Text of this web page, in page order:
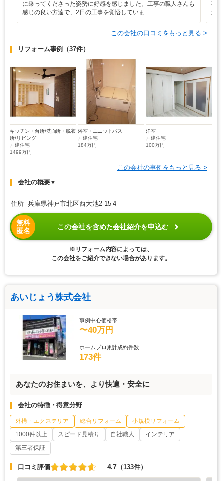
に乗ってくださった姿勢に好感を感じました。工事の職人さんも
感じの良い方達で、2日の工事を覚悟していま…
不
過
この会社の口コミをもっと見る >
リフォーム事例 （37件）
キッチン・台所/洗面所・脱衣
所/リビング
戸建住宅
1499万円
浴室・ユニットバス
戸建住宅
184万円
洋室
戸建住宅
100万円
この会社の事例をもっと見る >
会社の概要▼
住所 兵庫県神戸市北区西大池2-15-4
無料
匿名
この会社を含めた会社紹介を申込む
※リフォーム内容によっては、
この会社をご紹介できない場合があります。
あいじょう株式会社
事例中心価格帯
〜40万円
ホームプロ累計成約件数
173件
あなたのお住まいを、より快適・安全に
会社の特徴・得意分野
外構・エクステリア 総合リフォーム
小規模リフォーム
1000件以上
スピード見積り 自社職人
インテリア
第三者保証
口コミ評価 4.7 （133件）